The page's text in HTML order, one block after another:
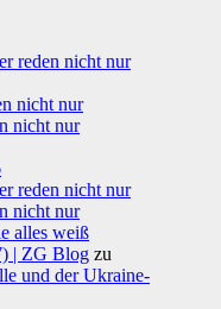
reden nicht nur
nicht nur
nicht nur
reden nicht nur
nicht nur
alles weiß
| ZG Blog zu
und der Ukraine-